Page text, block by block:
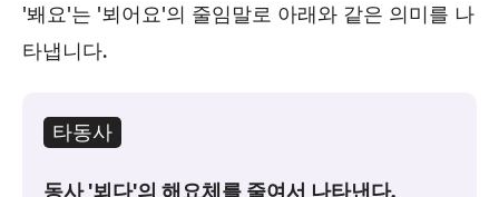
'봬요'는 '뵈어요'의 줄임말로 아래와 같은 의미를 나
타냅니다.
타동사
동사 '뵈다'의 해요체를 줄여서 나타낸다.